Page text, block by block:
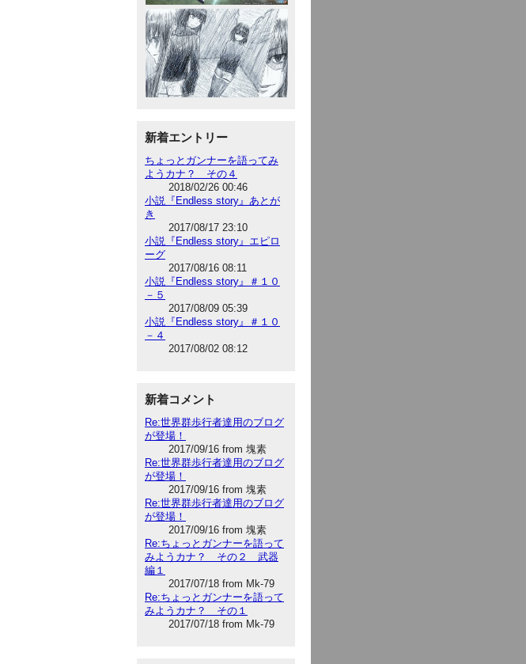
新着エントリー
ちょっとガンナーを語ってみ
ようカナ？ その４
2018/02/26 00:46
小説『Endless story』あとが
き
2017/08/17 23:10
小説『Endless story』エピロ
ーグ
2017/08/16 08:11
小説『Endless story』＃１０
－５
2017/08/09 05:39
小説『Endless story』＃１０
－４
2017/08/02 08:12
新着コメント
Re:世界群歩行者達用のブログ
が登場！
2017/09/16 from 塊素
Re:世界群歩行者達用のブログ
が登場！
2017/09/16 from 塊素
Re:世界群歩行者達用のブログ
が登場！
2017/09/16 from 塊素
Re:ちょっとガンナーを語って
みようカナ？ その２ 武器
編１
2017/07/18 from Mk-79
Re:ちょっとガンナーを語って
みようカナ？ その１
2017/07/18 from Mk-79